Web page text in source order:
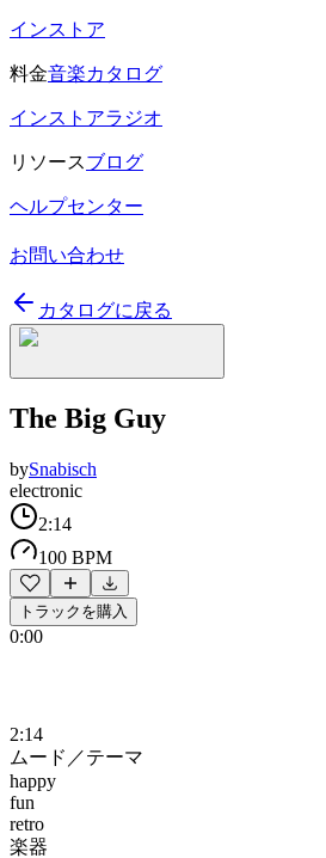
インストア
料金音楽カタログ
インストアラジオ
リソースブログ
ヘルプセンター
お問い合わせ
カタログに戻る
The Big Guy
bySnabisch
electronic
2:14
100 BPM
トラックを購入
0:00
2:14
ムード／テーマ
happy
fun
retro
楽器